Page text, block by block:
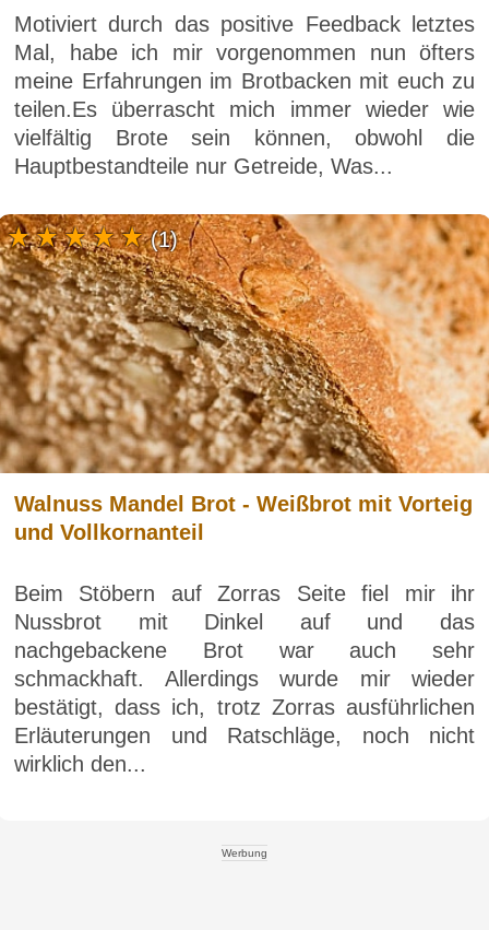
Motiviert durch das positive Feedback letztes
Mal, habe ich mir vorgenommen nun öfters
meine Erfahrungen im Brotbacken mit euch zu
teilen.Es überrascht mich immer wieder wie
vielfältig Brote sein können, obwohl die
Hauptbestandteile nur Getreide, Was...
Walnuss Mandel Brot - Weißbrot mit Vorteig
und Vollkornanteil
Beim Stöbern auf Zorras Seite fiel mir ihr
Nussbrot mit Dinkel auf und das
nachgebackene Brot war auch sehr
schmackhaft. Allerdings wurde mir wieder
bestätigt, dass ich, trotz Zorras ausführlichen
Erläuterungen und Ratschläge, noch nicht
wirklich den...
(1)
Werbung